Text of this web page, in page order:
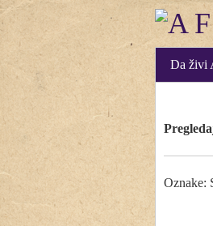
Da živi
Oznake: